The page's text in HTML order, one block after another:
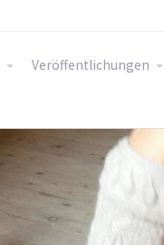
Veröffentlichungen